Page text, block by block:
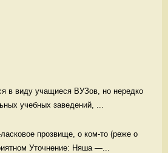
в виду учащиеся ВУЗов, но нередко
учебных заведений, ...
прозвище, о ком-то (реже о
Уточнение: Няша —...